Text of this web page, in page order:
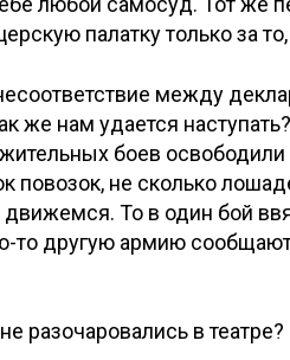
палатку только за
между
же нам удается
боев
повозок, не сколько
То в один бой
то другую армию
разочаровались в театре?